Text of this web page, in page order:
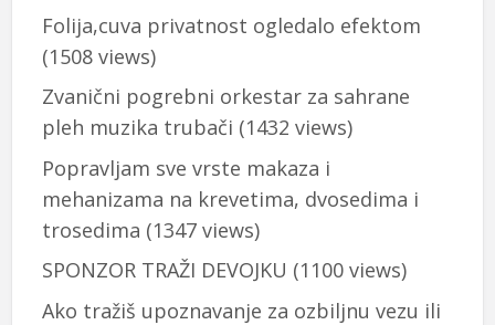
Folija,cuva privatnost ogledalo efektom
(1508 views)
Zvanični pogrebni orkestar za sahrane
pleh muzika trubači (1432 views)
Popravljam sve vrste makaza i
mehanizama na krevetima, dvosedima i
trosedima (1347 views)
SPONZOR TRAŽI DEVOJKU (1100 views)
Ako tražiš upoznavanje za ozbiljnu vezu ili